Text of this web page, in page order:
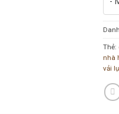
Thẻ:
nhà
vải